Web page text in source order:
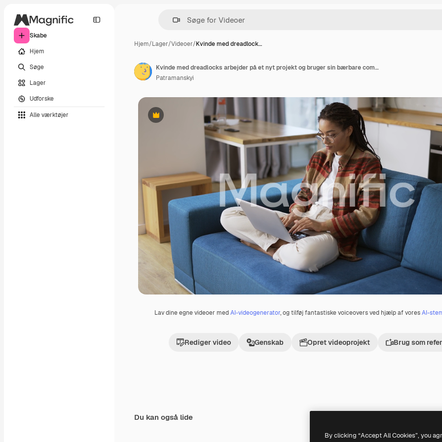
Skabe
Hjem
Søge
Lager
Udforske
Alle værktøjer
Hjem/Lager/Videoer/Kvinde med dreadlock…
Præmie
Lav dine egne videoer medAI-videogenerator, og tilføj fantastiske voiceovers ved hjælp af voresAI-
Rediger video Genskab Opret videoprojekt Brug som
Kvinde med dreadlocks arbejder på et nyt projekt og bruger sin bærbare computer på sofaen i en lejlighedsstue.
Patramanskyi
Du kan også lide
By clicking “Accept All Cookies”, you